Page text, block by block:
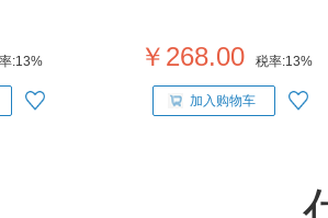
:13% ￥268.00 税率:13%
加入购物车